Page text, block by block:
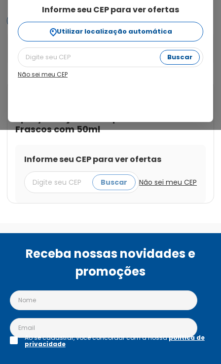
Informe seu CEP para ver ofertas
Utilizar localização automática
Buscar
Não sei meu CEP
Informações
Pant Sec 50mg/ml com Válvula Spray Solução de
Capilar com 3 Frascos com 50ml
Frascos com 50ml
Informe seu CEP para ver ofertas
Buscar Não sei meu CEP
Receba nossas novidades e
promoções
Ao se cadastrar, você concordar com a nossapolítica de
privacidade